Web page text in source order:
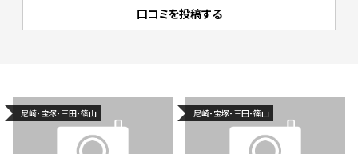
尼崎・宝塚・三田・篠山 尼崎・宝塚・三田・篠山